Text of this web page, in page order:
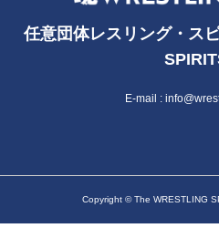
任意団体レスリング・ス
E-mail :
Copyright © The WRESTLING